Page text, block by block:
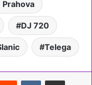
DJ 720
Telega
Reddit VKontakteShare via Email